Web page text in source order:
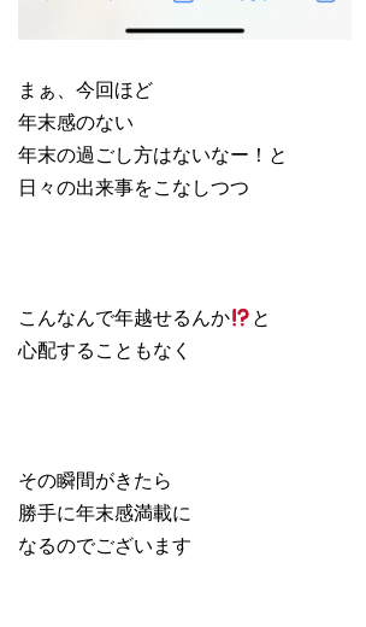
まぁ、今回ほど
年末感のない
年末の過ごし方はないなー！と
日々の出来事をこなしつつ
こんなんで年越せるんか
と
心配することもなく
その瞬間がきたら
勝手に年末感満載に
なるのでございます